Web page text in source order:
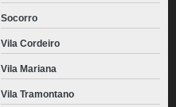
Socorro
Vila Cordeiro
Vila Mariana
Vila Tramontano